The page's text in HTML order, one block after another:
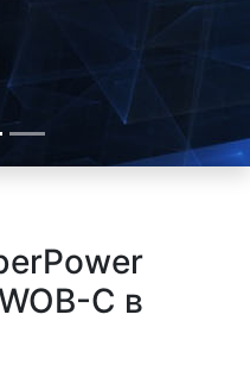
C в